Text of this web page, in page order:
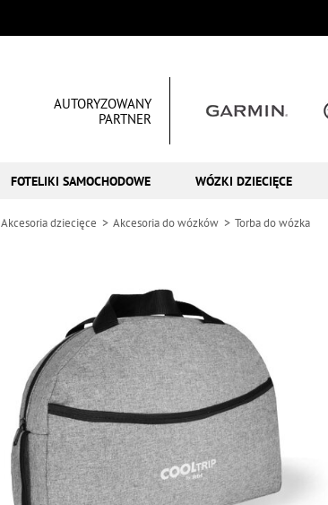
AUTORYZOWANY
PARTNER
FOTELIKI SAMOCHODOWE WÓZKI DZIECIĘCE
Akcesoria dziecięce Akcesoria do wózków Torba do wózka